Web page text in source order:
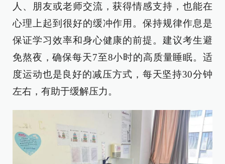
人、朋友或老师交流，获得情感支持，也能在
心理上起到很好的缓冲作用。保持规律作息是
保证学习效率和身心健康的前提。建议考生避
免熬夜，确保每天7至8小时的高质量睡眠。适
度运动也是良好的减压方式，每天坚持30分钟
左右，有助于缓解压力。